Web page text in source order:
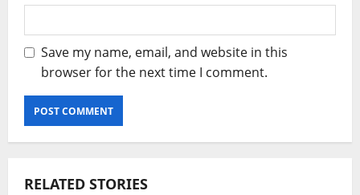
Save my name, email, and website in this
browser for the next time I comment.
RELATED STORIES